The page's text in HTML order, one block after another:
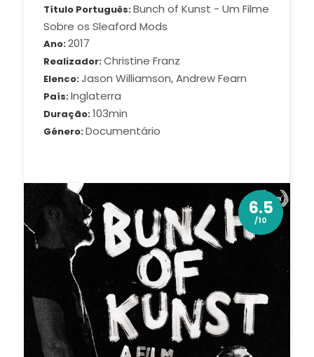
Título Português Bunch of Kunst - Um Filme
Sobre os Sleaford Mods
Ano 2017
Realizador Christine Franz
Elenco Jason Williamson, Andrew Fearn
País Inglaterra
Duração 103min
Género Documentário
6.5
/10